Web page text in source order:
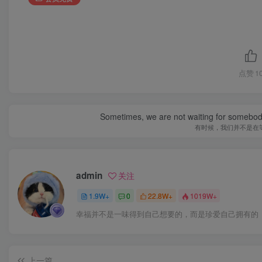
点赞
Sometimes, we are not waiting for
有时候，我们并不是在
admin 关注
1.9W+ 0 22.8W+ 1019W+
幸福并不是一味得到自己想要的，而是珍爱自己拥有的